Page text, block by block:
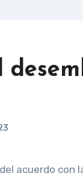
acuerdo con